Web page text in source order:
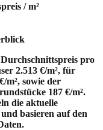
/ m²
pro
2.513 €/m², für
m², sowie der
187 €/m².
die aktuelle
basieren auf den